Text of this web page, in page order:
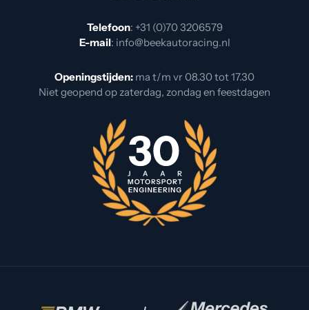
Telefoon: +31 (0)70 3206579
E-mail: info@beekautoracing.nl
Openingstijden: ma t/m vr 08.30 tot 17.30
Niet geopend op zaterdag, zondag en feestdagen